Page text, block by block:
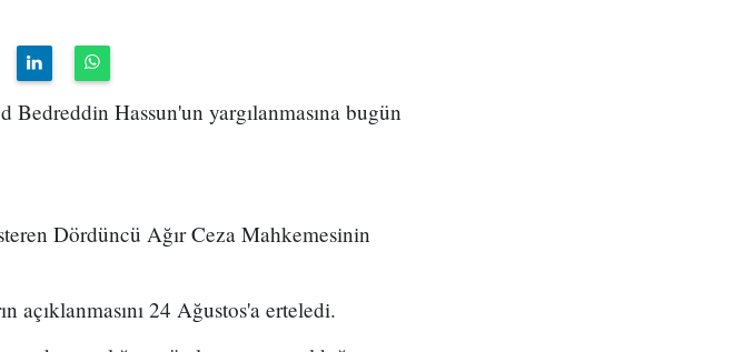
Hassun'un yargılanmasına bugün
Dördüncü Ağır Ceza Mahkemesinin
açıklanmasını 24 Ağustos'a erteledi.